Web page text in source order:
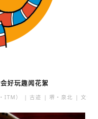
好玩趣闻花絮
ITM） 古迹 堺・泉北 文化